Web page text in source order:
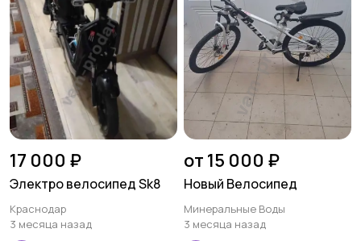
17 000 ₽
Электро велосипед Sk8
Краснодар
3 месяца назад
от 15 000 ₽
Новый Велосипед
Минеральные Воды
3 месяца назад